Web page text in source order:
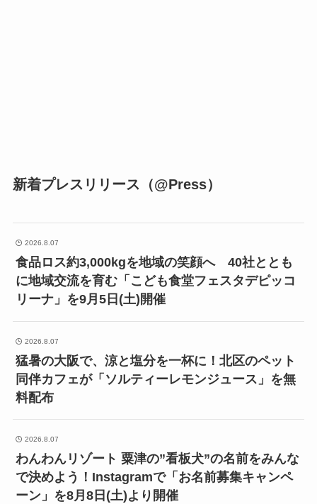
新着プレスリリース（@Press）
2026.8.07
食品ロス約3,000kgを地域の笑顔へ 40社ととも
に地域交流を育む「こども食堂フェスタデピッコ
リーナ」を9月5日(土)開催
2026.8.07
猛暑の大阪で、涼と塩分を一杯に！北区のペット
同伴カフェが「ソルティーレモンジュース」を無
料配布
2026.8.07
わんわんリゾート 粟津の”看板犬”の名前をみんな
で決めよう！Instagramで「お名前募集キャンペ
ーン」を8月8日(土)より開催